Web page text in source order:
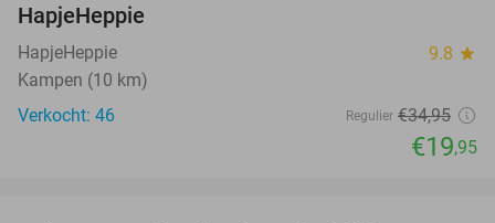
HapjeHeppie
HapjeHeppie 9.8 star
Kampen (10 km)
Verkocht: 46
Regulier €34,95
€19,95